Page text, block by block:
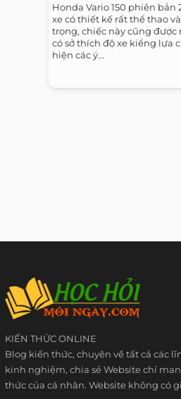
Honda Vario 150 phiên bản
xe có thiết kế rất thể thao
trọng, chiếc này cũng được
có sở thích độ xe kiểng lựa
hiện các ý...
KIẾN THỨC ONLINE
Blog kiến thức, chuyên về tất cả các
kinh nghiệm, chia sẻ Website chỉ
thức của cá nhân. Website không có